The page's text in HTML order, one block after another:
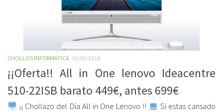
CHOLLOS INFORMATICA 01/03/2018
¡¡Oferta!! All in One lenovo Ideacentre
510-22ISB barato 449€, antes 699€
¡¡ Chollazo del Día All in One Lenovo !!
Si estas cansado